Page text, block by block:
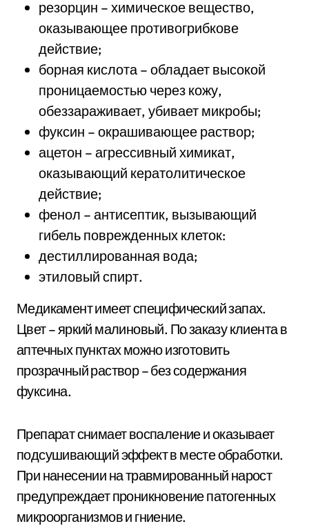
резорцин – химическое вещество,
оказывающее противогрибкове
действие;
борная кислота – обладает высокой
проницаемостью через кожу,
обеззараживает, убивает микробы;
фуксин – окрашивающее раствор;
ацетон – агрессивный химикат,
оказывающий кератолитическое
действие;
фенол – антисептик, вызывающий
гибель поврежденных клеток:
дестиллированная вода;
этиловый спирт.
Медикамент имеет специфический запах.
Цвет – яркий малиновый. По заказу клиента в
аптечных пунктах можно изготовить
прозрачный раствор – без содержания
фуксина.
Препарат снимает воспаление и оказывает
подсушивающий эффект в месте обработки.
При нанесении на травмированный нарост
предупреждает проникновение патогенных
микроорганизмов и гниение.